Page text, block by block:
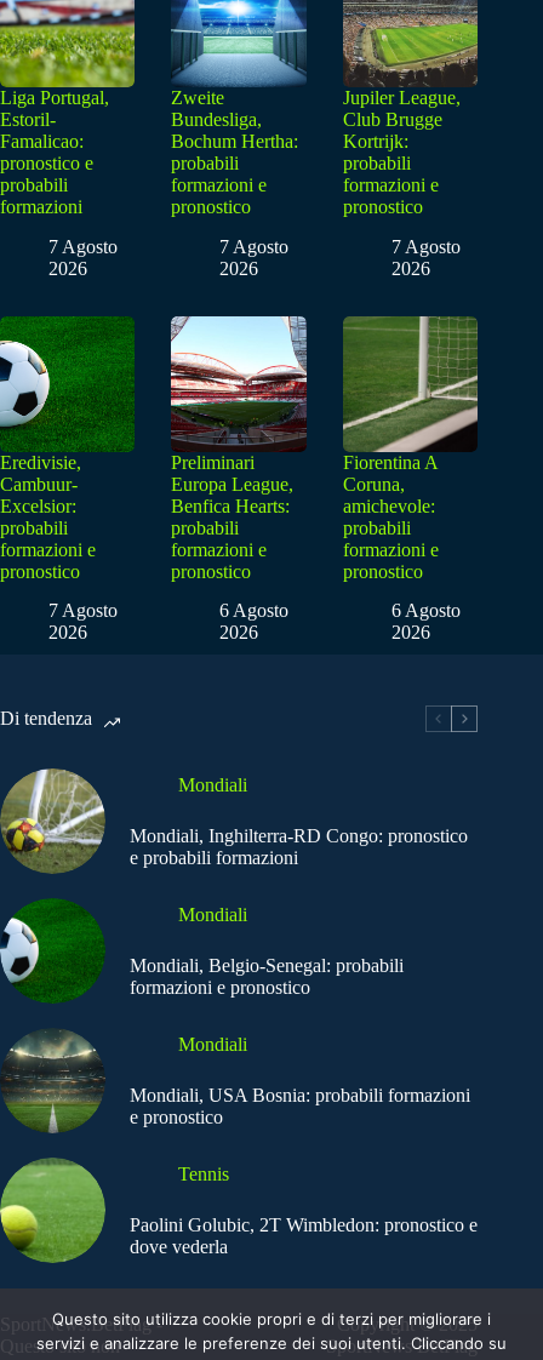
Liga Portugal,
Estoril-
Famalicao:
pronostico e
probabili
formazioni
7 Agosto
2026
Zweite
Bundesliga,
Bochum Hertha:
probabili
formazioni e
pronostico
7 Agosto
2026
Jupiler League,
Club Brugge
Kortrijk:
probabili
formazioni e
pronostico
7 Agosto
2026
Eredivisie,
Cambuur-
Excelsior:
probabili
formazioni e
pronostico
7 Agosto
2026
Preliminari
Europa League,
Benfica Hearts:
probabili
formazioni e
pronostico
6 Agosto
2026
Fiorentina A
Coruna,
amichevole:
probabili
formazioni e
pronostico
6 Agosto
2026
Di tendenza
Mondiali
Mondiali, Inghilterra-RD Congo: pronostico
e probabili formazioni
Mondiali
Mondiali, Belgio-Senegal: probabili
formazioni e pronostico
Mondiali
Mondiali, USA Bosnia: probabili formazioni
e pronostico
Tennis
Paolini Golubic, 2T Wimbledon: pronostico e
dove vederla
SportNews.BetFlag -
Questo sito non
Copyright © 2025
SportNews BetFlag
Questo sito utilizza cookie propri e di terzi per migliorare i
servizi e analizzare le preferenze dei suoi utenti. Cliccando su